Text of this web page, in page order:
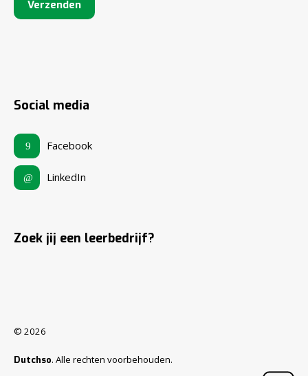
Social media
Facebook
LinkedIn
Zoek jij een leerbedrijf?
© 2026
Dutchso. Alle rechten voorbehouden.